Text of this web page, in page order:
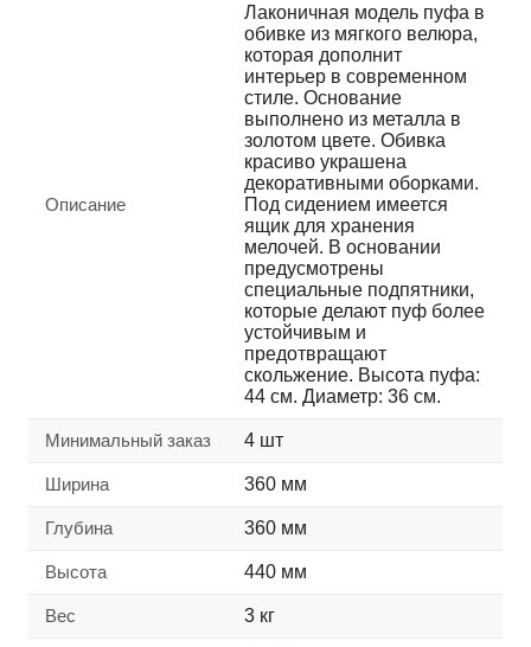
Описание
Лаконичная модель пуфа в
обивке из мягкого велюра,
которая дополнит
интерьер в современном
стиле. Основание
выполнено из металла в
золотом цвете. Обивка
красиво украшена
декоративными оборками.
Под сидением имеется
ящик для хранения
мелочей. В основании
предусмотрены
специальные подпятники,
которые делают пуф более
устойчивым и
предотвращают
скольжение. Высота пуфа:
44 см. Диаметр: 36 см.
Минимальный заказ 4 шт
Ширина 360 мм
Глубина 360 мм
Высота 440 мм
Вес 3 кг